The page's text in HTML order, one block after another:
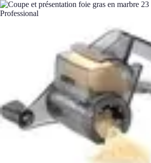
Fromages du Monde
Découvertes
Fromages du Monde